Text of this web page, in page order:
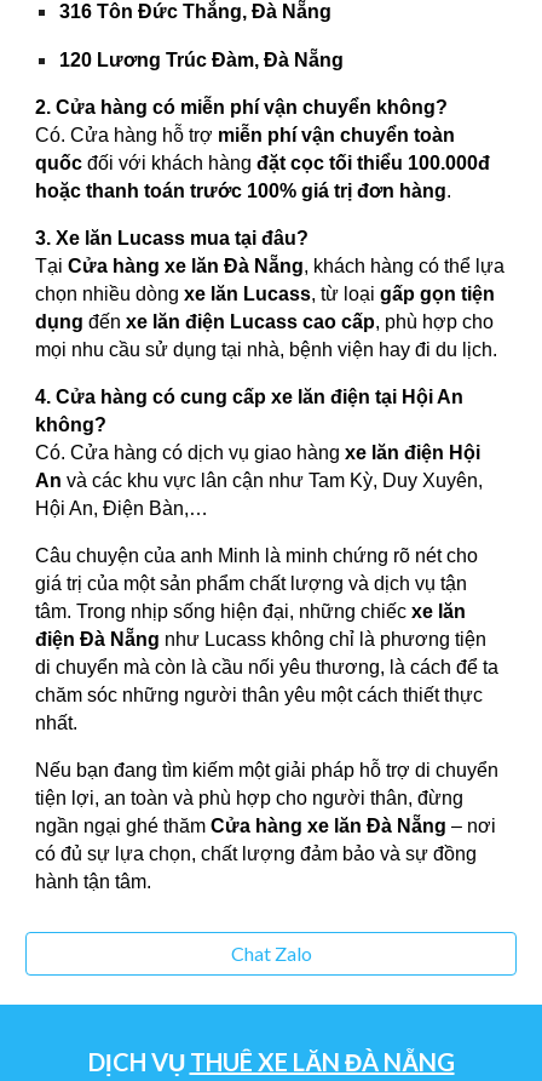
316 Tôn Đức Thắng, Đà Nẵng
120 Lương Trúc Đàm, Đà Nẵng
2. Cửa hàng có miễn phí vận chuyển không?
Có. Cửa hàng hỗ trợ miễn phí vận chuyển toàn
quốc đối với khách hàngđặt cọc tối thiểu 100.000đ
hoặc thanh toán trước 100% giá trị đơn hàng.
3. Xe lăn Lucass mua tại đâu?
TạiCửa hàng xe lăn Đà Nẵng, khách hàng có thể lựa
chọn nhiều dòngxe lăn Lucass, từ loạigấp gọn tiện
dụng đếnxe lăn điện Lucass cao cấp, phù hợp cho
mọi nhu cầu sử dụng tại nhà, bệnh viện hay đi du lịch.
4. Cửa hàng có cung cấp xe lăn điện tại Hội An
không?
Có. Cửa hàng có dịch vụ giao hàngxe lăn điện Hội
An và các khu vực lân cận như Tam Kỳ, Duy Xuyên,
Hội An, Điện Bàn,…
Câu chuyện của anh Minh là minh chứng rõ nét cho
giá trị của một sản phẩm chất lượng và dịch vụ tận
tâm. Trong nhịp sống hiện đại, những chiếcxe lăn
điện Đà Nẵng như Lucass không chỉ là phương tiện
di chuyển mà còn là cầu nối yêu thương, là cách để ta
chăm sóc những người thân yêu một cách thiết thực
nhất.
Nếu bạn đang tìm kiếm một giải pháp hỗ trợ di chuyển
tiện lợi, an toàn và phù hợp cho người thân, đừng
ngần ngại ghé thămCửa hàng xe lăn Đà Nẵng – nơi
có đủ sự lựa chọn, chất lượng đảm bảo và sự đồng
hành tận tâm.
Chat Zalo
DỊCH VỤ THUÊ XE LĂN ĐÀ NẴNG